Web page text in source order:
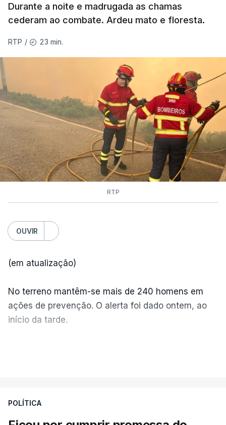
ESTE CONTEÚDO ESTÁ NESTE
MOMENTO INDISPONÍVEL
As autoridades canadianas estimam que vai levar
dias ou semanas para controlar o fogo. Mais de
dois mil operacionais estão no terreno no combate
às chamas.
Durante a noite e madrugada as chamas
cederam ao combate. Ardeu mato e floresta.
RTP / 23 min.
RTP
OUVIR
(em atualização)
No terreno mantêm-se mais de 240 homens em
ações de prevenção. O alerta foi dado ontem, ao
início da tarde.
POLÍTICA